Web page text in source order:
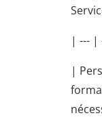
| --- |
|